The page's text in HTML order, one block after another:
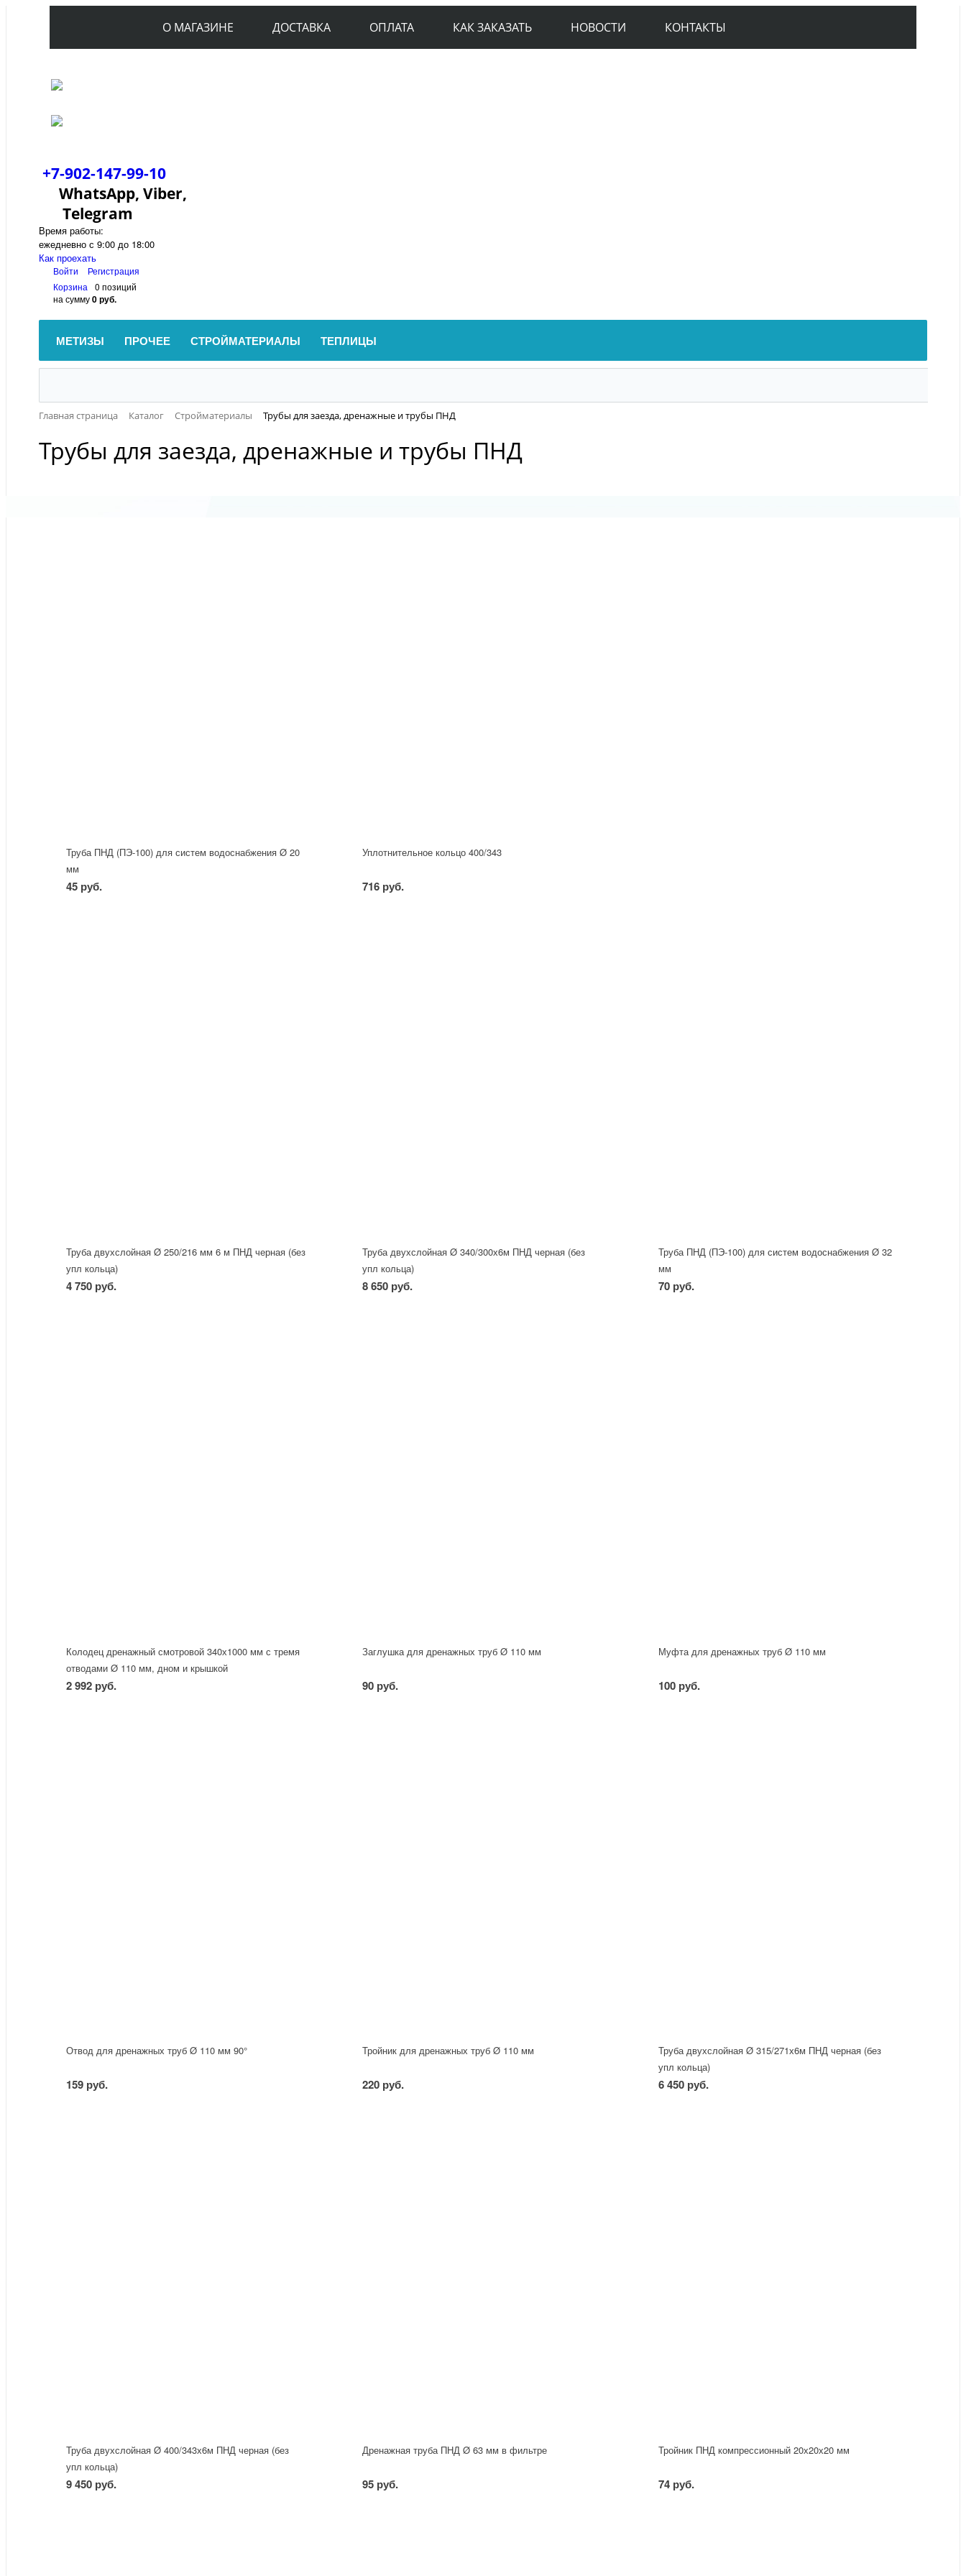
О МАГАЗИНЕ ДОСТАВКА ОПЛАТА КАК ЗАКАЗАТЬ НОВОСТИ КОНТАКТЫ
+7-902-147-99-10
WhatsApp, Viber,
Telegram
Время работы:
ежедневно с 9:00 до 18:00
Как проехать
Войти
Регистрация
Корзина
0 позиций
на сумму0 руб.
МЕТИЗЫ ПРОЧЕЕ СТРОЙМАТЕРИАЛЫ ТЕПЛИЦЫ
Главная страница Каталог Стройматериалы Трубы для заезда, дренажные и трубы ПНД
Трубы для заезда, дренажные и трубы ПНД
Труба ПНД (ПЭ-100) для систем водоснабжения Ø 20
мм
45 руб.
Уплотнительное кольцо 400/343
716 руб.
Труба двухслойная Ø 250/216 мм 6 м ПНД черная (без
упл кольца)
4 750 руб.
Труба двухслойная Ø 340/300х6м ПНД черная (без
упл кольца)
8 650 руб.
Труба ПНД (ПЭ-100) для систем водоснабжения Ø 32
мм
70 руб.
Колодец дренажный смотровой 340х1000 мм с тремя
отводами Ø 110 мм, дном и крышкой
2 992 руб.
Заглушка для дренажных труб Ø 110 мм
90 руб.
Муфта для дренажных труб Ø 110 мм
100 руб.
Отвод для дренажных труб Ø 110 мм 90°
159 руб.
Тройник для дренажных труб Ø 110 мм
220 руб.
Труба двухслойная Ø 315/271х6м ПНД черная (без
упл кольца)
6 450 руб.
Труба двухслойная Ø 400/343х6м ПНД черная (без
упл кольца)
9 450 руб.
Дренажная труба ПНД Ø 63 мм в фильтре
95 руб.
Тройник ПНД компрессионный 20х20х20 мм
74 руб.